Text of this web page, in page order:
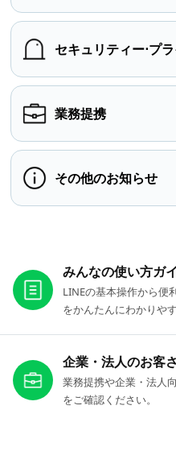
セキュリティー⋅プ
業務提携
その他のお知らせ
みんなの使い方ガ
LINEの基本操作から便
をかんたんにわかりや
企業・法人のお客
業務提携や企業・法人
をご確認ください。